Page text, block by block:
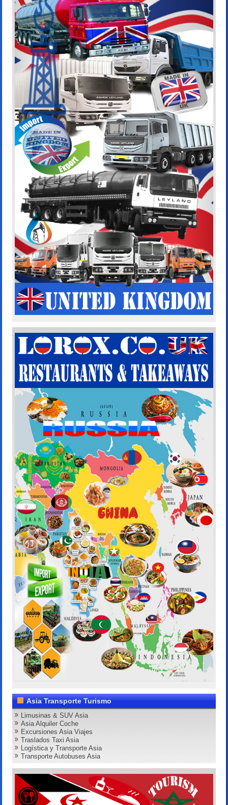
Asia Transporte Turismo
Limusinas & SUV Asia
Asia Alquiler Coche
Excursiones Asia Viajes
Traslados Taxi Asia
Logística y Transporte Asia
Transporte Autobuses Asia